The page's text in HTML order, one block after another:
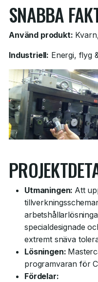
SNABBA
Använd produkt:
Industriell: Energi, flyg
Utmaningen: Att
specialdesignade
extremt snäva
Lösningen:
programvaran för
Fördelar: